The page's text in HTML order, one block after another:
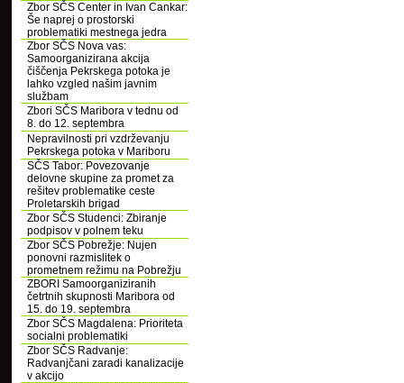
Zbor SČS Center in Ivan Cankar:
Še naprej o prostorski
problematiki mestnega jedra
Zbor SČS Nova vas:
Samoorganizirana akcija
čiščenja Pekrskega potoka je
lahko vzgled našim javnim
službam
Zbori SČS Maribora v tednu od
8. do 12. septembra
Nepravilnosti pri vzdrževanju
Pekrskega potoka v Mariboru
SČS Tabor: Povezovanje
delovne skupine za promet za
rešitev problematike ceste
Proletarskih brigad
Zbor SČS Studenci: Zbiranje
podpisov v polnem teku
Zbor SČS Pobrežje: Nujen
ponovni razmislitek o
prometnem režimu na Pobrežju
ZBORI Samoorganiziranih
četrtnih skupnosti Maribora od
15. do 19. septembra
Zbor SČS Magdalena: Prioriteta
socialni problematiki
Zbor SČS Radvanje:
Radvanjčani zaradi kanalizacije
v akcijo